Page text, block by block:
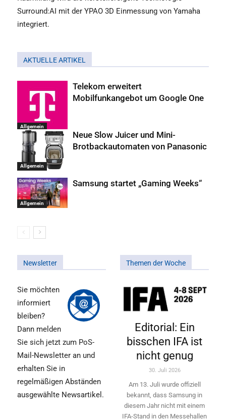
Surround:AI mit der YPAO 3D Einmessung von Yamaha
integriert.
AKTUELLE ARTIKEL
Allgemein
Telekom erweitert
Mobilfunkangebot um Google One
Allgemein
Neue Slow Juicer und Mini-
Brotbackautomaten von Panasonic
Allgemein
Samsung startet „Gaming Weeks“
Newsletter
Sie möchten
informiert
bleiben?
Dann melden
Sie sich jetzt zum PoS-
Mail-Newsletter an und
erhalten Sie in
regelmäßigen Abständen
ausgewählte Newsartikel.
Themen der Woche
Editorial: Ein
bisschen IFA ist
nicht genug
30. Juli 2026
Am 13. Juli wurde offiziell
bekannt, dass Samsung in
diesem Jahr nicht mit einem
IFA-Stand in den Messehallen